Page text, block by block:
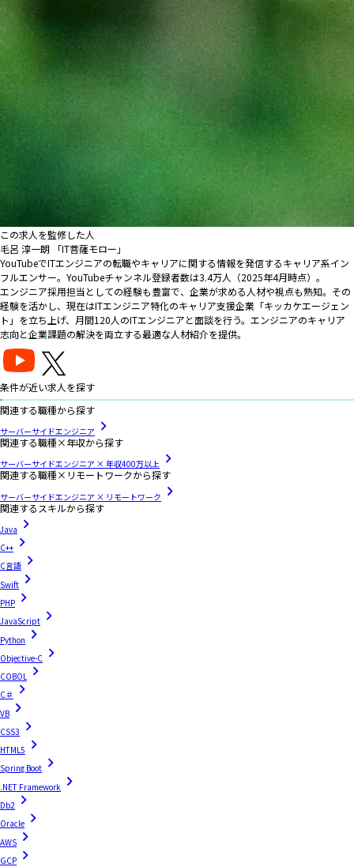
この求人を監修した人
毛呂 淳一朗 「IT菩薩モロー」
YouTubeでITエンジニアの転職やキャリアに関する情報を発信するキャリア系イン
フルエンサー。YouTubeチャンネル登録者数は3.4万人（2025年4月時点）。
エンジニア採用担当としての経験も豊富で、企業が求める人材や視点も熟知。その
経験を活かし、現在はITエンジニア特化のキャリア支援企業「キッカケエージェン
ト」を立ち上げ、月間120人のITエンジニアと面談を行う。エンジニアのキャリア
志向と企業課題の解決を両立する最適な人材紹介を提供。
条件が近い求人を探す
関連する職種から探す
サーバーサイドエンジニア
関連する職種×年収から探す
サーバーサイドエンジニア × 年収400万以上
関連する職種×リモートワークから探す
サーバーサイドエンジニア × リモートワーク
関連するスキルから探す
Java
C++
C言語
Swift
PHP
JavaScript
Python
Objective-C
COBOL
C＃
VB
CSS3
HTML5
Spring Boot
.NET Framework
Db2
Oracle
AWS
GCP